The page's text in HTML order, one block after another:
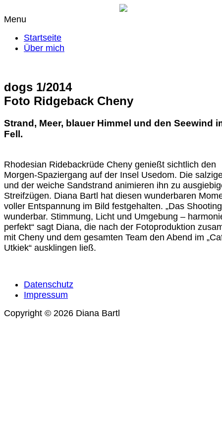
Menu
Startseite
Über mich
dogs 1/2014
Foto Ridgeback Cheny
Strand, Meer, blauer Himmel und den Seewind
Fell.
Rhodesian Ridebackrüde Cheny genießt sichtlich den
Morgen-Spaziergang auf der Insel Usedom. Die
und der weiche Sandstrand animieren ihn zu
Streifzügen. Diana Bartl hat diesen wunderbaren
voller Entspannung im Bild festgehalten. „Das
wunderbar. Stimmung, Licht und Umgebung –
perfekt“ sagt Diana, die nach der Fotoproduktion
mit Cheny und dem gesamten Team den Abend im
Utkiek“ ausklingen ließ.
Datenschutz
Impressum
Copyright © 2026 Diana Bartl